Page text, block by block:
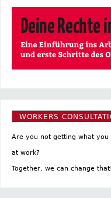
WORKERS
Are you not getting what
at work?
Together, we can change that!